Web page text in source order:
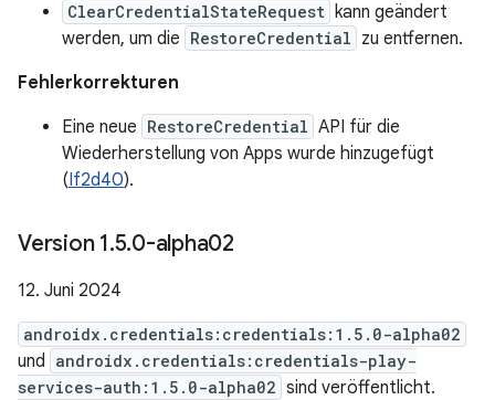
ClearCredentialStateRequest kann geändert
werden, um die RestoreCredential zu entfernen.
Fehlerkorrekturen
Eine neue RestoreCredential API für die
Wiederherstellung von Apps wurde hinzugefügt
(If2d40).
Version 1.5.0-alpha02
12. Juni 2024
androidx.credentials:credentials:1.5.0-alpha02
und androidx.credentials:credentials-play-
services-auth:1.5.0-alpha02 sind veröffentlicht.